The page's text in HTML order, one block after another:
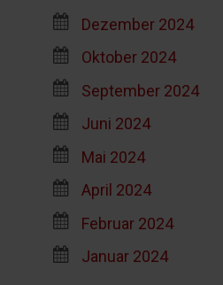
Dezember 2024
Oktober 2024
September 2024
Juni 2024
Mai 2024
April 2024
Februar 2024
Januar 2024